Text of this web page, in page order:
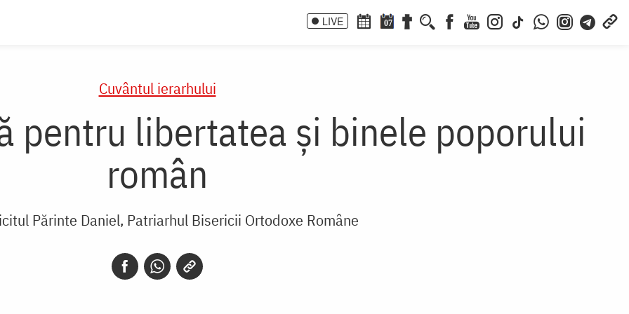
LIVE 07
Cuvântul ierarhului
pentru libertatea și binele poporului
român
Părinte Daniel, Patriarhul Bisericii Ortodoxe Române